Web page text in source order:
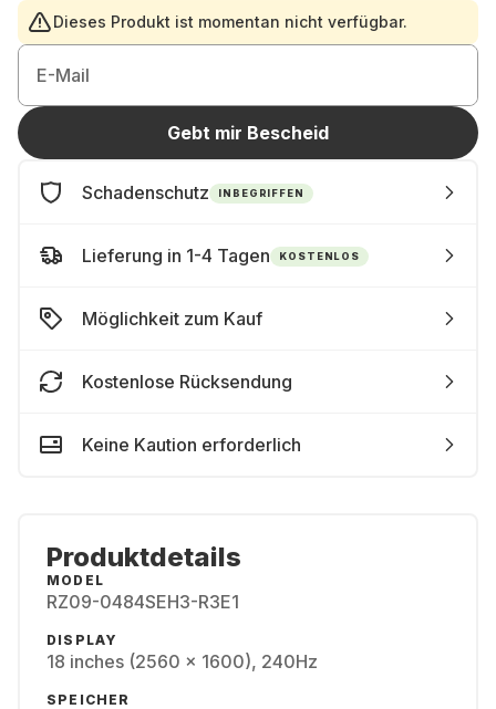
Dieses Produkt ist momentan nicht verfügbar.
E-Mail
Gebt mir Bescheid
Schadenschutz INBEGRIFFEN
Lieferung in 1-4 Tagen KOSTENLOS
Möglichkeit zum Kauf
Kostenlose Rücksendung
Keine Kaution erforderlich
Produktdetails
MODEL
RZ09-0484SEH3-R3E1
DISPLAY
18 inches (2560 x 1600), 240Hz
SPEICHER